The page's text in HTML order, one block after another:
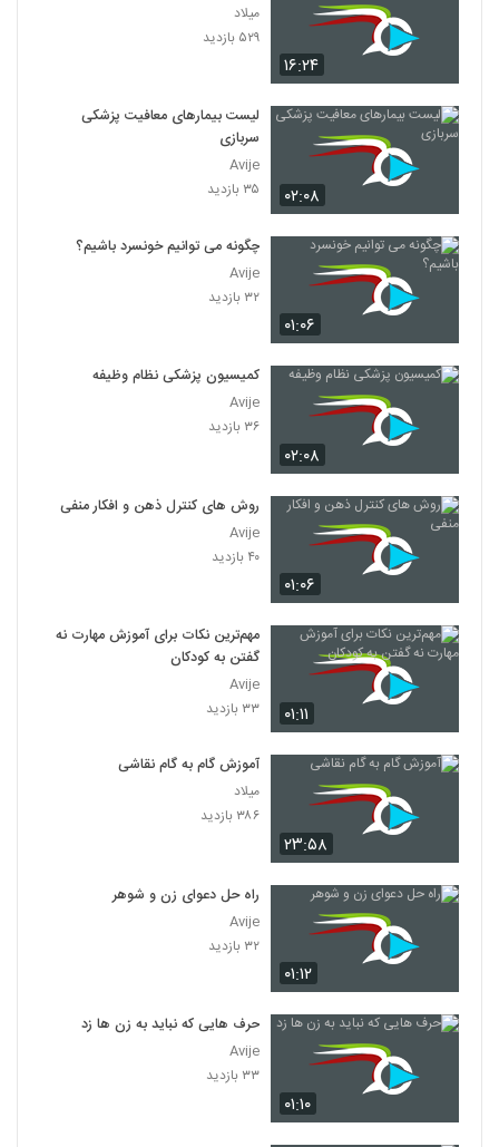
۱۶:۲۴
میلاد
۵۲۹ بازدید
۰۲:۰۸
لیست بیمارهای معافیت پزشکی
سربازی
Avije
۳۵ بازدید
۰۱:۰۶
چگونه می توانیم خونسرد باشیم؟
Avije
۳۲ بازدید
۰۲:۰۸
کمیسیون پزشکی نظام وظیفه
Avije
۳۶ بازدید
۰۱:۰۶
روش های کنترل ذهن و افکار منفی
Avije
۴۰ بازدید
۰۱:۱۱
مهم‌ترین نکات برای آموزش مهارت نه
گفتن به کودکان
Avije
۳۳ بازدید
۲۳:۵۸
آموزش گام به گام نقاشی
میلاد
۳۸۶ بازدید
۰۱:۱۲
راه حل دعوای زن و شوهر
Avije
۳۲ بازدید
۰۱:۱۰
حرف هایی که نباید به زن ها زد
Avije
۳۳ بازدید